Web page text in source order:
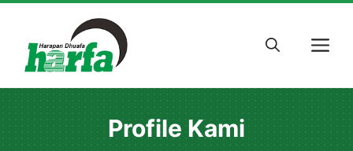
content
Profile Kami